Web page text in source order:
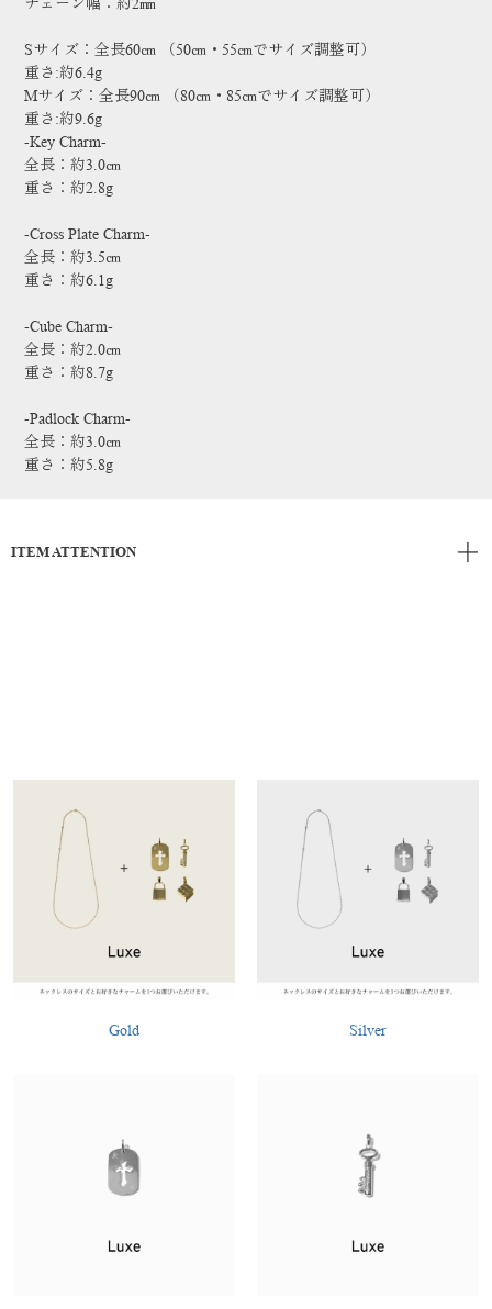
チェーン幅：約2㎜
Sサイズ：全長60㎝ （50㎝・55㎝でサイズ調整可）
重さ:約6.4g
Mサイズ：全長90㎝ （80㎝・85㎝でサイズ調整可）
重さ:約9.6g
-Key Charm-
全長：約3.0㎝
重さ：約2.8g
-Cross Plate Charm-
全長：約3.5㎝
重さ：約6.1g
-Cube Charm-
全長：約2.0㎝
重さ：約8.7g
-Padlock Charm-
全長：約3.0㎝
重さ：約5.8g
ITEM ATTENTION
Gold Silver